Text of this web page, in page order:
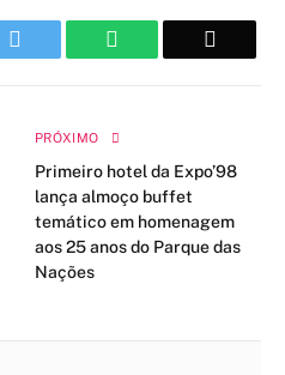
WhatsApp
PRÓXIMO
Primeiro hotel da Expo’98
lança almoço buffet
temático em homenagem
aos 25 anos do Parque das
Nações